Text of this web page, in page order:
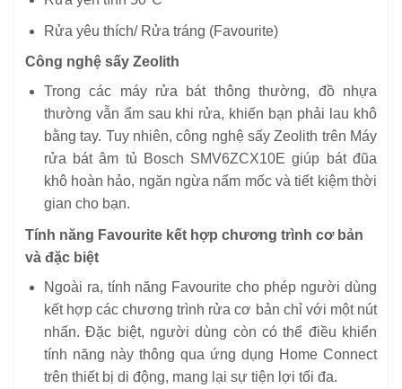
Rửa yêu thích/ Rửa tráng (Favourite)
Công nghệ sấy Zeolith
Trong các máy rửa bát thông thường, đồ nhựa
thường vẫn ẩm sau khi rửa, khiến bạn phải lau khô
bằng tay. Tuy nhiên, công nghệ sấy Zeolith trên Máy
rửa bát âm tủ Bosch SMV6ZCX10E giúp bát đũa
khô hoàn hảo, ngăn ngừa nấm mốc và tiết kiệm thời
gian cho bạn.
Tính năng Favourite kết hợp chương trình cơ bản
và đặc biệt
Ngoài ra, tính năng Favourite cho phép người dùng
kết hợp các chương trình rửa cơ bản chỉ với một nút
nhấn. Đặc biệt, người dùng còn có thể điều khiển
tính năng này thông qua ứng dụng Home Connect
trên thiết bị di động, mang lại sự tiện lợi tối đa.